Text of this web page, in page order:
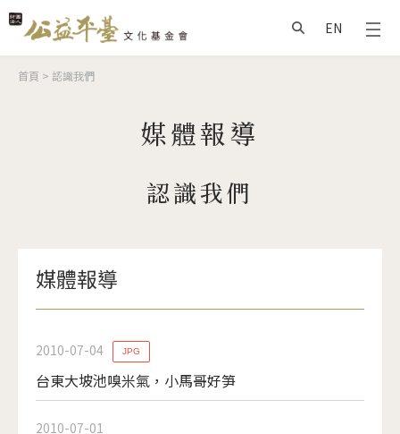
搜尋
EN
您在這裡
首頁 > 認識我們
媒體報導
認識我們
媒體報導
2010-07-04
台東大坡池嗅米氣，小馬哥好笋
JPG
2010-07-01